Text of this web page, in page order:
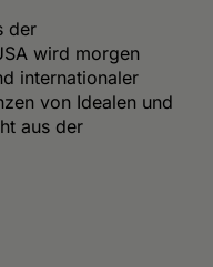
der
wird morgen
internationaler
von Idealen und
aus der